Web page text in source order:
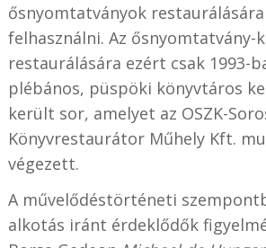
ősnyomtatványok
felhasználni. Az ősnyomtatvány-
restaurálására ezért csak 1993-
plébános, püspöki könyvtáros
került sor, amelyet az OSZK-
Könyvrestaurátor Műhely Kft.
végezett.
A művelődéstörténeti
alkotás iránt érdeklődők